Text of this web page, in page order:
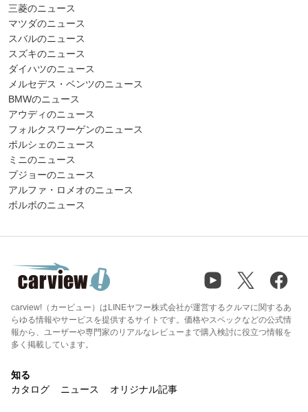
三菱のニュース
マツダのニュース
スバルのニュース
スズキのニュース
ダイハツのニュース
メルセデス・ベンツのニュース
BMWのニュース
アウディのニュース
フォルクスワーゲンのニュース
ポルシェのニュース
ミニのニュース
プジョーのニュース
アルファ・ロメオのニュース
ボルボのニュース
carview!（カービュー）はLINEヤフー株式会社が運営するクルマに関するあ
らゆる情報やサービスを提供するサイトです。価格やスペックなどの公式情
報から、ユーザーや専門家のリアルなレビューまで購入検討に役立つ情報を
多く掲載しています。
知る
カタログ
ニュース オリジナル記事